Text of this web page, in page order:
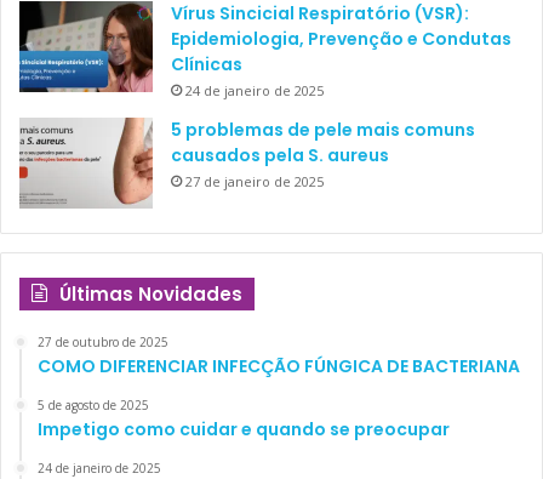
Vírus Sincicial Respiratório (VSR):
Epidemiologia, Prevenção e Condutas
Clínicas
24 de janeiro de 2025
5 problemas de pele mais comuns
causados pela S. aureus
27 de janeiro de 2025
Últimas Novidades
27 de outubro de 2025
COMO DIFERENCIAR INFECÇÃO FÚNGICA DE BACTERIANA
5 de agosto de 2025
Impetigo como cuidar e quando se preocupar
24 de janeiro de 2025